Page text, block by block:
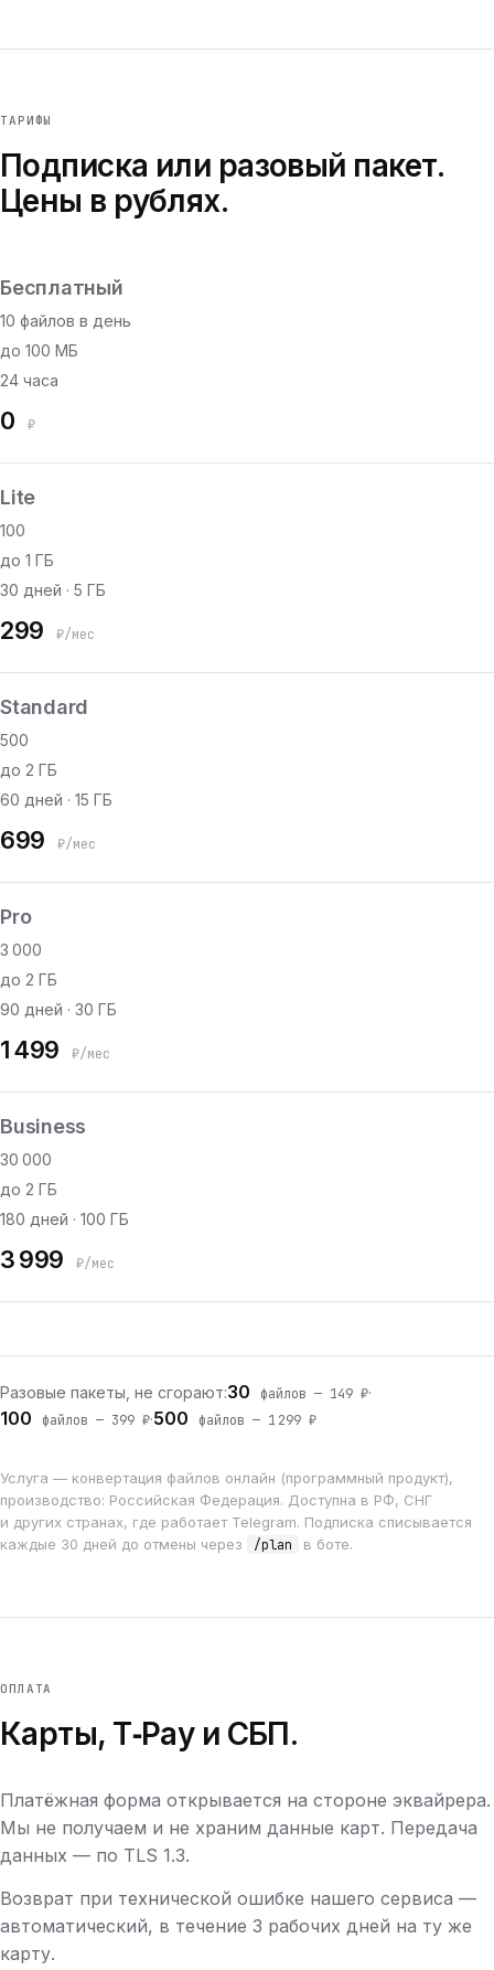
ТАРИФЫ
Подписка или разовый пакет.
Цены в рублях.
Бесплатный
10 файлов в день
до 100 МБ
24 часа
0 ₽
Lite
100
до 1 ГБ
30 дней · 5 ГБ
299 ₽/мес
Standard
500
до 2 ГБ
60 дней · 15 ГБ
699 ₽/мес
Pro
3 000
до 2 ГБ
90 дней · 30 ГБ
1 499 ₽/мес
Business
30 000
до 2 ГБ
180 дней · 100 ГБ
3 999 ₽/мес
Разовые пакеты, не сгорают:30 файлов — 149 ₽·
100 файлов — 399 ₽·500 файлов — 1 299 ₽
Услуга — конвертация файлов онлайн (программный продукт),
производство: Российская Федерация. Доступна в РФ, СНГ
и других странах, где работает Telegram. Подписка списывается
каждые 30 дней до отмены через
/plan в боте.
ОПЛАТА
Карты, T‑Pay и СБП.
Платёжная форма открывается на стороне эквайрера.
Мы не получаем и не храним данные карт. Передача
данных — по TLS 1.3.
Возврат при технической ошибке нашего сервиса —
автоматический, в течение 3 рабочих дней на ту же
карту.